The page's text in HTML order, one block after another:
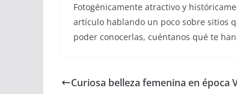
Fotogénicamente atractivo y
artículo hablando un poco sobre sitios
poder conocerlas, cuéntanos qué te
Curiosa belleza femenina en época